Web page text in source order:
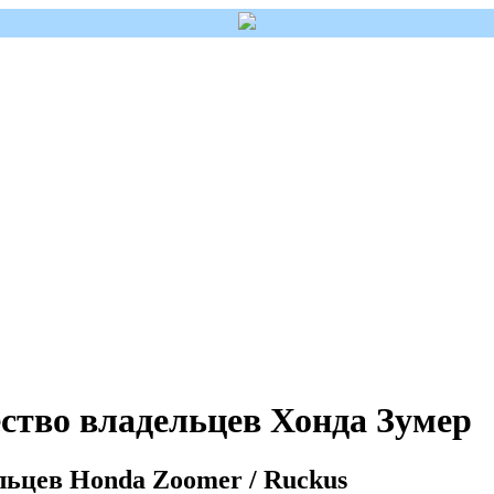
владельцев Хонда Зумер
Honda Zoomer / Ruckus